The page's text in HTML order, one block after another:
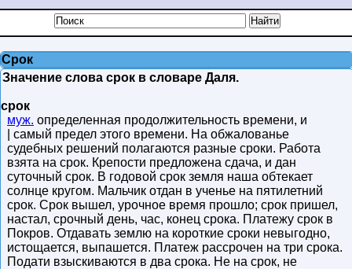
Срок
Значение слова срок в словаре Даля.
срок
муж. определенная продолжительность времени, и
| самый предел этого времени. На обжалованье
судебных решений полагаются разные сроки. Работа
взята на срок. Крепости предложена сдача, и дан
суточный срок. В годовой срок земля наша обтекает
солнце кругом. Мальчик отдан в ученье на пятилетний
срок. Срок вышел, урочное время прошло; срок пришел,
настал, срочный день, час, конец срока. Платежу срок в
Покров. Отдавать землю на короткие сроки невыгодно,
истощается, выпашется. Платеж рассрочен на три срока.
Подати взыскиваются в два срока. Не на срок, не